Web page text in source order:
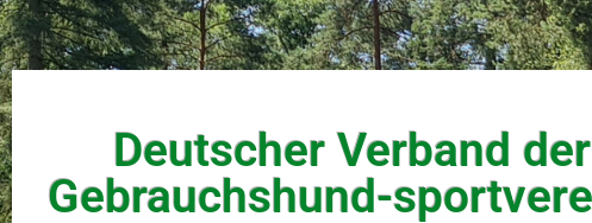
Deutscher Verband der
Gebrauchshund-